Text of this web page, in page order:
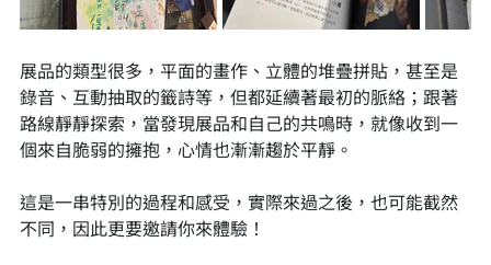
展品的類型很多，平面的畫作、立體的堆疊拼貼，甚至是
錄音、互動抽取的籤詩等，但都延續著最初的脈絡；跟著
路線靜靜探索，當發現展品和自己的共鳴時，就像收到一
個來自脆弱的擁抱，心情也漸漸趨於平靜。
這是一串特別的過程和感受，實際來過之後，也可能截然
不同，因此更要邀請你來體驗！